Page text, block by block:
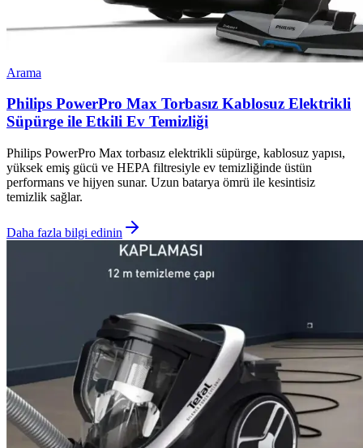
Arama
Philips PowerPro Max Torbasız Kablosuz Elektrikli
Süpürge ile Etkili Ev Temizliği
Philips PowerPro Max torbasız elektrikli süpürge, kablosuz yapısı,
yüksek emiş gücü ve HEPA filtresiyle ev temizliğinde üstün
performans ve hijyen sunar. Uzun batarya ömrü ile kesintisiz
temizlik sağlar.
Daha fazla bilgi edinin